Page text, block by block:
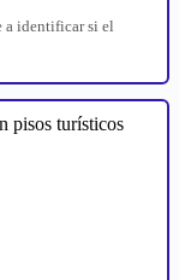
a identificar si el